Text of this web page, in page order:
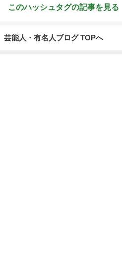
このハッシュタグの記事を見る
芸能人・有名人ブログ TOPへ